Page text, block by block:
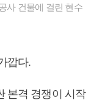
사 건물에 걸린 현수
깝다.
본격 경쟁이 시작